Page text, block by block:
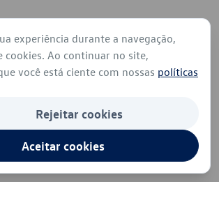
experiência durante a navegação,
cookies. Ao continuar no site,
você está ciente com nossas políticas
Rejeitar cookies
Aceitar cookies